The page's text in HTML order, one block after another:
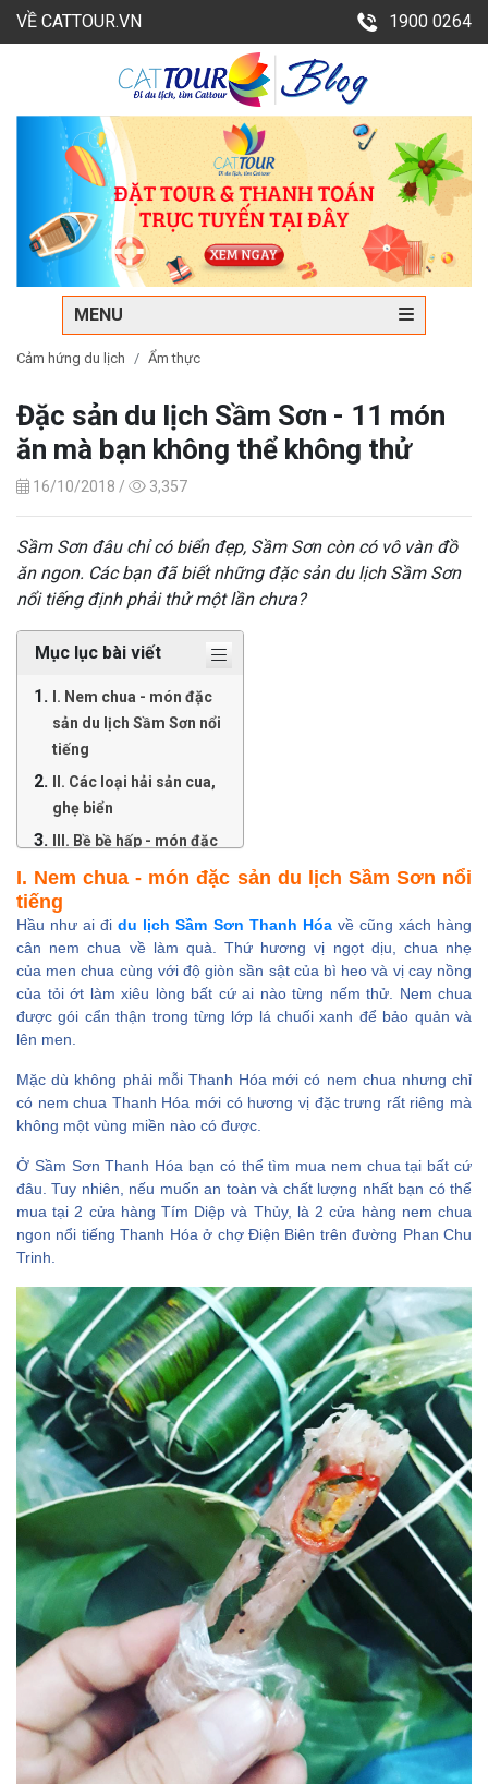
VỀ CATTOUR.VN 1900 0264
MENU
Cảm hứng du lịch Ẩm thực
Đặc sản du lịch Sầm Sơn - 11 món
ăn mà bạn không thể không thử
16/10/2018 / 3,357
Sầm Sơn đâu chỉ có biển đẹp, Sầm Sơn còn có vô vàn đồ
ăn ngon. Các bạn đã biết những đặc sản du lịch Sầm Sơn
nổi tiếng định phải thử một lần chưa?
Mục lục bài viết
I. Nem chua - món đặc
sản du lịch Sầm Sơn nổi
tiếng
II. Các loại hải sản cua,
ghẹ biển
III. Bề bề hấp - món đặc
sản du lịch Sầm Sơn
không thể thiếu trên bàn
ăn
IV. Sò huyết nướng mỡ
hành
V. Mực nhồi thịt
VI. Cháo lươn
VII. Cháo ngao
VIII. Bánh cuốn
X. Bánh đa kê
XI. Chè lam Phủ Quảng
I. Nem chua - món đặc sản du lịch Sầm Sơn nổi
tiếng
Hầu như ai đidu lịch Sầm Sơn Thanh Hóavề cũng xách hàng
cân nem chua về làm quà. Thứ hương vị ngọt dịu, chua nhẹ
của men chua cùng với độ giòn sần sật của bì heo và vị cay nồng
của tỏi ớt làm xiêu lòng bất cứ ai nào từng nếm thử. Nem chua
được gói cẩn thận trong từng lớp lá chuối xanh để bảo quản và
lên men.
Mặc dù không phải mỗi Thanh Hóa mới có nem chua nhưng chỉ
có nem chua Thanh Hóa mới có hương vị đặc trưng rất riêng mà
không một vùng miền nào có được.
Ở Sầm Sơn Thanh Hóa bạn có thể tìm mua nem chua tại bất cứ
đâu. Tuy nhiên, nếu muốn an toàn và chất lượng nhất bạn có thể
mua tại 2 cửa hàng Tím Diệp và Thủy, là 2 cửa hàng nem chua
ngon nổi tiếng Thanh Hóa ở chợ Điện Biên trên đường Phan Chu
Trinh.